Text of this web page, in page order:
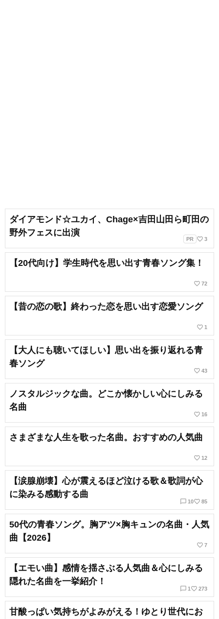
ダイアモンド☆ユカイ、Chage×吉田山田ら町田の
野外フェスに出演
PR favorite_border 3
【20代向け】学生時代を思い出す青春ソング集！
favorite_border 72
【昔の恋の歌】終わった恋を思い出す恋愛ソング
favorite_border 1
【大人にも聴いてほしい】思い出を振り返れる青
春ソング
favorite_border 43
ノスタルジックな曲。どこか懐かしい心にしみる
名曲
favorite_border 16
さまざまな人生を歌った名曲。おすすめの人気曲
favorite_border 12
【涙腺崩壊】心が震えるほど泣ける歌＆歌詞が心
に染みる感動する曲
chat_bubble_outline 10favorite_border 85
50代の青春ソング。胸アツ×胸キュンの名曲・人気
曲【2026】
favorite_border 7
【エモい曲】感情を揺さぶる人気曲＆心にしみる
隠れた名曲を一挙紹介！
chat_bubble_outline 1 favorite_border 273
甘酸っぱい気持ちがよみがえる！ゆとり世代にお